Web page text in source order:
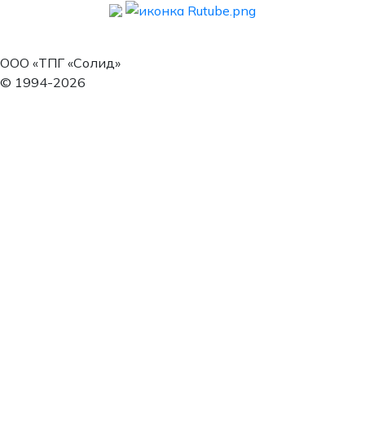
ООО «ТПГ «Солид»
© 1994-2026